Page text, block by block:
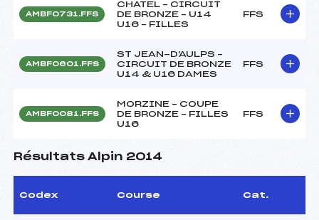
AMBF0731.FFS
CHATEL – CIRCUIT
DE BRONZE – U14
U16 – FILLES
FFS
AMBF0601.FFS
ST JEAN-D'AULPS –
CIRCUIT DE BRONZE
U14 & U16 DAMES
FFS
AMBF0081.FFS
MORZINE – COUPE
DE BRONZE – FILLES
U16
FFS
Résultats Alpin 2014
Codex Course Cat.